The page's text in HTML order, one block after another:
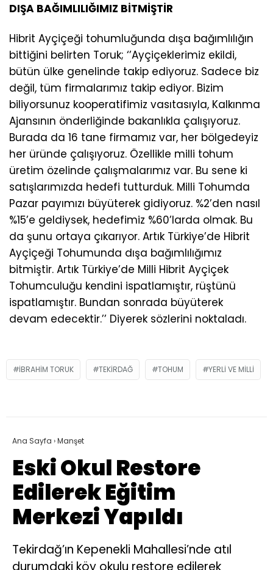
DIŞA BAĞIMLILIĞIMIZ BİTMİŞTİR
Hibrit Ayçiçeği tohumluğunda dışa bağımlılığın
bittiğini belirten Toruk; ‘’Ayçiçeklerimiz ekildi,
bütün ülke genelinde takip ediyoruz. Sadece biz
değil, tüm firmalarımız takip ediyor. Bizim
biliyorsunuz kooperatifimiz vasıtasıyla, Kalkınma
Ajansının önderliğinde bakanlıkla çalışıyoruz.
Burada da 16 tane firmamız var, her bölgedeyiz
her üründe çalışıyoruz. Özellikle milli tohum
üretim özelinde çalışmalarımız var. Bu sene ki
satışlarımızda hedefi tutturduk. Milli Tohumda
Pazar payımızı büyüterek gidiyoruz. %2’den nasıl
%15’e geldiysek, hedefimiz %60’larda olmak. Bu
da şunu ortaya çıkarıyor. Artık Türkiye’de Hibrit
Ayçiçeği Tohumunda dışa bağımlılığımız
bitmiştir. Artık Türkiye’de Milli Hibrit Ayçiçek
Tohumculuğu kendini ispatlamıştır, rüştünü
ispatlamıştır. Bundan sonrada büyüterek
devam edecektir.’’ Diyerek sözlerini noktaladı.
IBRAHIM TORUK TEKIRDAĞ TOHUM YERLI VE MILLI
Ana Sayfa ›Manşet
Eski Okul Restore
Edilerek Eğitim
Merkezi Yapıldı
Tekirdağ’ın Kepenekli Mahallesi’nde atıl
durumdaki köy okulu restore edilerek